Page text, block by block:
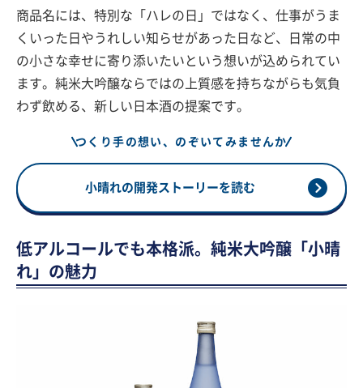
商品名には、特別な「ハレの日」ではなく、仕事がうま
くいった日やうれしい知らせがあった日など、日常の中
の小さな幸せに寄り添いたいという想いが込められてい
ます。純米大吟醸ならではの上質感を持ちながらも気負
わず飲める、新しい日本酒の提案です。
つくり手の想い、のぞいてみませんか
小晴れの開発ストーリーを読む
低アルコールでも本格派。純米大吟醸「小晴
れ」の魅力